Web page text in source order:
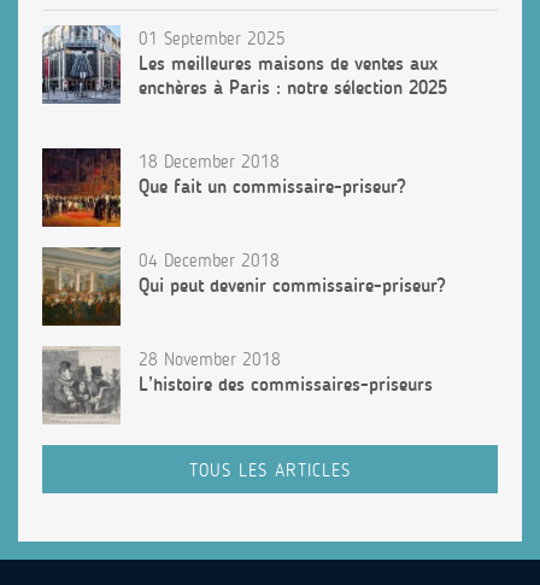
01 September 2025
Les meilleures maisons de ventes aux
enchères à Paris : notre sélection 2025
18 December 2018
Que fait un commissaire-priseur?
04 December 2018
Qui peut devenir commissaire-priseur?
28 November 2018
L’histoire des commissaires-priseurs
TOUS LES ARTICLES